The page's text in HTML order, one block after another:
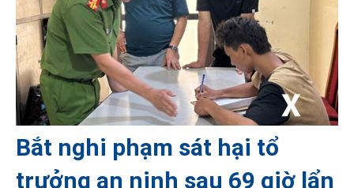
Bắt nghi phạm sát hại tổ
trưởng an ninh sau 69 giờ lẩn